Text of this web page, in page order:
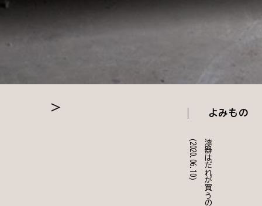
よみもの
漆器はだれが買うのか？？
(2020.06.10)